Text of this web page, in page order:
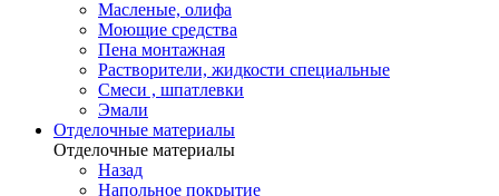
Масленые, олифа
Моющие средства
Пена монтажная
Растворители, жидкости специальные
Смеси , шпатлевки
Эмали
Отделочные материалы
Отделочные материалы
Назад
Напольное покрытие